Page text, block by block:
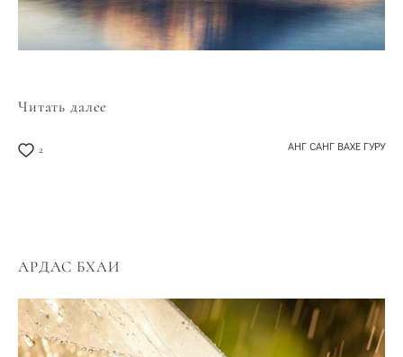
Читать далее
2 АНГ САНГ ВАХЕ ГУРУ
АРДАС БХАИ